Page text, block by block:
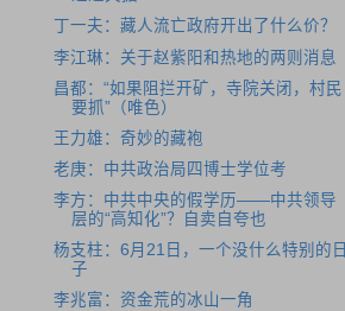
丁一夫：藏人流亡政府开出了什么价？
李江琳：关于赵紫阳和热地的两则消息
昌都：“如果阻拦开矿，寺院关闭，村民
要抓”（唯色）
王力雄：奇妙的藏袍
老庚：中共政治局四博士学位考
李方：中共中央的假学历――中共领导
层的“高知化”？自卖自夸也
杨支柱：6月21日，一个没什么特别的日
子
李兆富：资金荒的冰山一角